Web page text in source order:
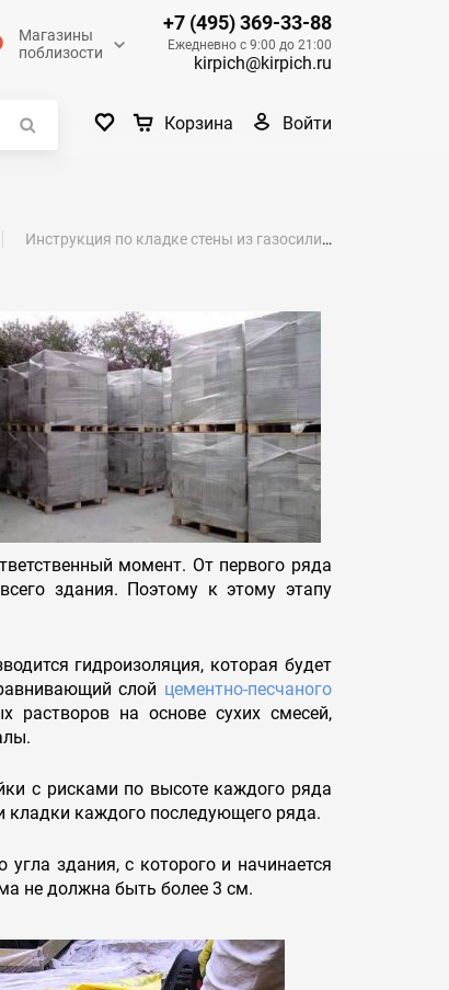
Магазины
поблизости
+7 (495) 369-33-88
Ежедневно с 9:00 до 21:00
kirpich@kirpich.ru
Корзина Войти
Инструкция по кладке стены из газосиликатных блоков
момент. От первого ряда
здания. Поэтому к этому этапу
гидроизоляция, которая будет
слой цементно-песчаного
растворов на основе сухих смесей,
с рисками по высоте каждого ряда
кладки каждого последующего ряда.
здания, с которого и начинается
не должна быть более 3 см.